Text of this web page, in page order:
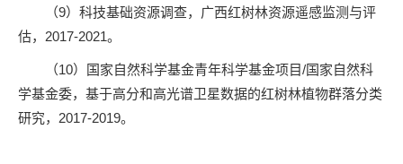
（9）科技基础资源调查，广西红树林资源遥感监测与评
估，2017-2021。
（10）国家自然科学基金青年科学基金项目/国家自然科
学基金委，基于高分和高光谱卫星数据的红树林植物群落分类
研究，2017-2019。